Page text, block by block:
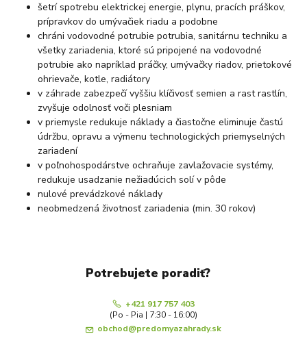
šetrí spotrebu elektrickej energie, plynu, pracích práškov,
prípravkov do umývačiek riadu a podobne
chráni vodovodné potrubie potrubia, sanitárnu techniku a
všetky zariadenia, ktoré sú pripojené na vodovodné
potrubie ako napríklad práčky, umývačky riadov, prietokové
ohrievače, kotle, radiátory
v záhrade zabezpečí vyššiu klíčivosť semien a rast rastlín,
zvyšuje odolnosť voči plesniam
v priemysle redukuje náklady a čiastočne eliminuje častú
údržbu, opravu a výmenu technologických priemyselných
zariadení
v poľnohospodárstve ochraňuje zavlažovacie systémy,
redukuje usadzanie nežiadúcich solí v pôde
nulové prevádzkové náklady
neobmedzená životnosť zariadenia (min. 30 rokov)
Potrebujete poradiť?
+421 917 757 403
(Po - Pia | 7:30 - 16:00)
obchod@predomyazahrady.sk